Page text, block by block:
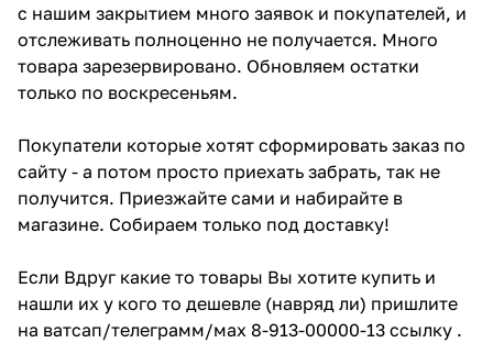
с нашим закрытием много заявок и покупателей, и
отслеживать полноценно не получается. Много
товара зарезервировано. Обновляем остатки
только по воскресеньям.
Покупатели которые хотят сформировать заказ по
сайту - а потом просто приехать забрать, так не
получится. Приезжайте сами и набирайте в
магазине. Собираем только под доставку!
Если Вдруг какие то товары Вы хотите купить и
нашли их у кого то дешевле (навряд ли) пришлите
на ватсап/телеграмм/мах 8-913-00000-13 ссылку .